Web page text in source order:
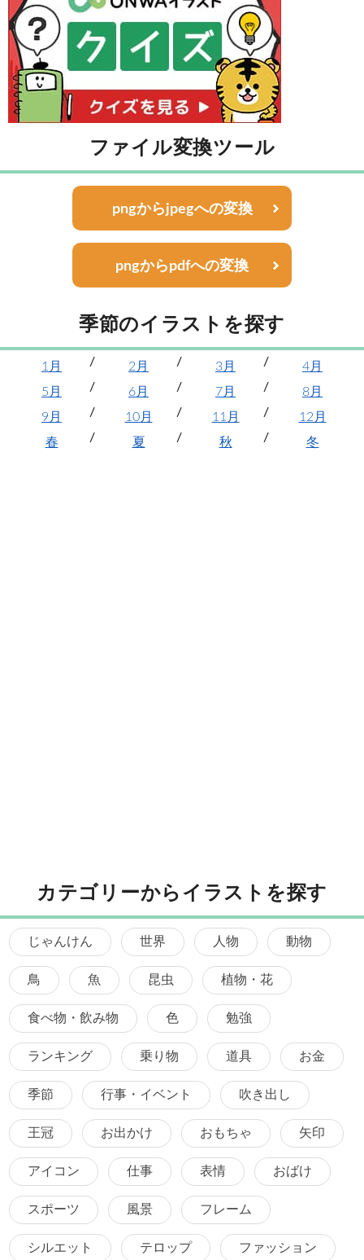
ファイル変換ツール
pngからjpegへの変換
pngからpdfへの変換
季節のイラストを探す
1月 2月 3月
4月
5月
6月 7月
8月
9月
10月 11月
12月
春
夏 秋 冬
カテゴリーからイラストを探す
じゃんけん 世界 人物 動物
鳥 魚 昆虫 植物・花
食べ物・飲み物 色 勉強
ランキング 乗り物 道具 お金
季節 行事・イベント 吹き出し
王冠 お出かけ おもちゃ 矢印
アイコン 仕事 表情 おばけ
スポーツ 風景 フレーム
シルエット テロップ ファッション